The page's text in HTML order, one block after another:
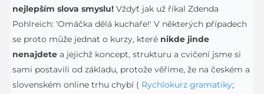
nejlepším slova smyslu! Vždyť jak už říkal Zdenda
Pohlreich: 'Omáčka dělá kuchaře!' V některých případech
se proto může jednat o kurzy, které nikde jinde
nenajdete a jejichž koncept, strukturu a cvičení jsme si
sami postavili od základu, protože věříme, že na českém a
slovenském online trhu chybí ( Rychlokurz gramatiky;